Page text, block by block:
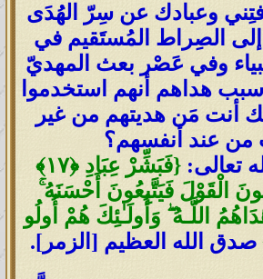
أفتِني وعبادك عن سِرّ الهُدَى
إلى الصِراط المُستَقيم في
وفي عَصْر بعث المهديّ
سبب هداهم أنهم استخدموا
أنت مَن هديتهم من غير
عند أنفسهم؟
تعالى:
{فَبَشِّرْ عِبَادِ ﴿١٧﴾
الْقَوْلَ فَيَتَّبِعُونَ أَحْسَنَهُ
اللَّـهُ ۖ وَأُولَـٰئِكَ هُمْ أُولُو
صدق الله العظيم [الزمر].